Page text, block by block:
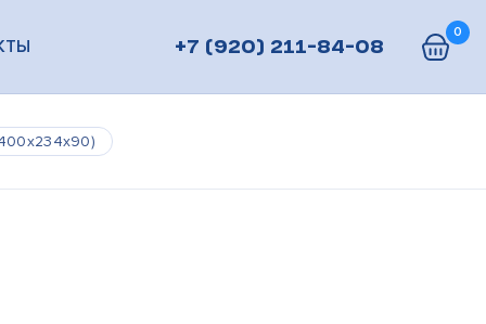
+7 (920) 211-84-08
0